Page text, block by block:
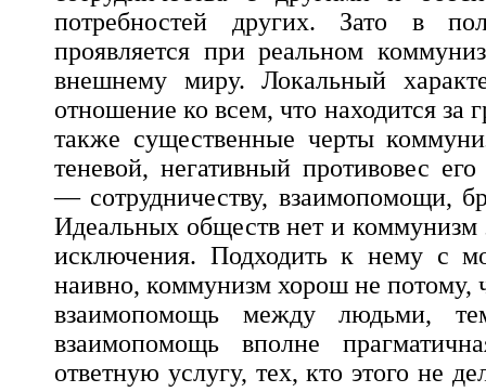
потребностей других. Зато в
проявляется при реальном
внешнему миру. Локальный
отношение ко всем, что находится
также существенные черты
теневой, негативный противовес
— сотрудничеству, взаимопомощи,
Идеальных обществ нет и коммунизм
исключения. Подходить к нему с
наивно, коммунизм хорош не потому,
взаимопомощь между людьми,
взаимопомощь вполне
ответную услугу, тех, кто этого не